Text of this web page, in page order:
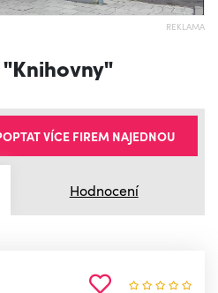
REKLAMA
"Knihovny"
Hodnocení
VÍCE FIREM NAJEDNOU